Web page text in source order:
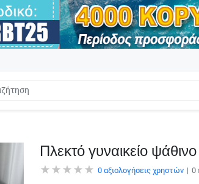
Πλεκτό γυναικείο
0αξιολογήσεις χρηστών 0